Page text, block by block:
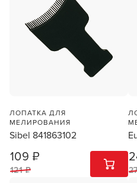
ЛОПАТКА ДЛЯ
МЕЛИРОВАНИЯ
Sibel 841863102
109 ₽
121 ₽
1 ШТ